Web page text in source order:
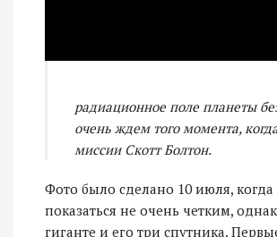
радиационное поле планеты
очень ждем того момента,
миссии Скотт Болтон.
Фото было сделано 10 июля,
показаться не очень четким,
гиганте и его три спутника.